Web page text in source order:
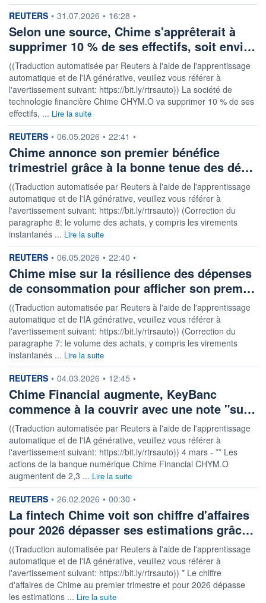
Non éligible
Boursobank
+ PORTEFEUILLE + LISTE
information fournie par
REUTERS • 31.07.2026 • 16:28 •
Selon une source, Chime s'apprêterait à
supprimer 10 % de ses effectifs, soit envi…
((Traduction automatisée par Reuters à l'aide de l'apprentissage
automatique et de l'IA générative, veuillez vous référer à
l'avertissement suivant: https://bit.ly/rtrsauto)) La société de
technologie financière Chime CHYM.O va supprimer 10 % de ses
effectifs, ... Lire la suite
information fournie par
REUTERS • 06.05.2026 • 22:41 •
Chime annonce son premier bénéfice
trimestriel grâce à la bonne tenue des dé…
((Traduction automatisée par Reuters à l'aide de l'apprentissage
automatique et de l'IA générative, veuillez vous référer à
l'avertissement suivant: https://bit.ly/rtrsauto)) (Correction du
paragraphe 8: le volume des achats, y compris les virements
instantanés ... Lire la suite
information fournie par
REUTERS • 06.05.2026 • 22:40 •
Chime mise sur la résilience des dépenses
de consommation pour afficher son prem…
((Traduction automatisée par Reuters à l'aide de l'apprentissage
automatique et de l'IA générative, veuillez vous référer à
l'avertissement suivant: https://bit.ly/rtrsauto)) (Correction du
paragraphe 7: le volume des achats, y compris les virements
instantanés ... Lire la suite
information fournie par
REUTERS • 04.03.2026 • 12:45 •
Chime Financial augmente, KeyBanc
commence à la couvrir avec une note "su…
((Traduction automatisée par Reuters à l'aide de l'apprentissage
automatique et de l'IA générative, veuillez vous référer à
l'avertissement suivant: https://bit.ly/rtrsauto)) 4 mars - ** Les
actions de la banque numérique Chime Financial CHYM.O
augmentent de 2,3 ... Lire la suite
information fournie par
REUTERS • 26.02.2026 • 00:30 •
La fintech Chime voit son chiffre d'affaires
pour 2026 dépasser ses estimations grâc…
((Traduction automatisée par Reuters à l'aide de l'apprentissage
automatique et de l'IA générative, veuillez vous référer à
l'avertissement suivant: https://bit.ly/rtrsauto)) * Le chiffre
d'affaires de Chime au premier trimestre et pour 2026 dépasse
les estimations ... Lire la suite